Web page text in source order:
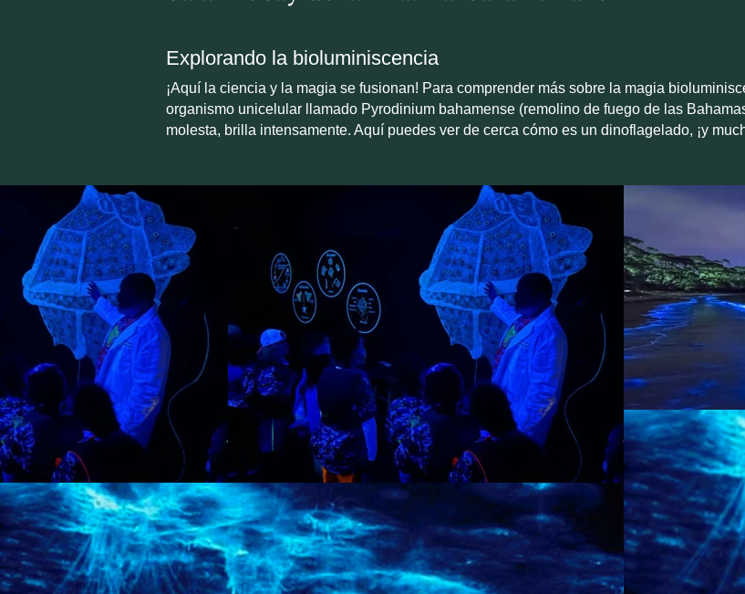
Explorando la bioluminiscencia
¡Aquí la ciencia y la magia se fusionan! Para comprender más sobre la magia
organismo unicelular llamado Pyrodinium bahamense (remolino de fuego de las
molesta, brilla intensamente. Aquí puedes ver de cerca cómo es un dinoflagelado, ¡y